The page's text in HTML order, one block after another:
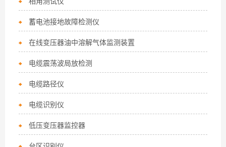
蓄电池接地故障检测仪
在线变压器油中溶解气体监测装置
电缆震荡波局放检测
电缆路径仪
电缆识别仪
低压变压器监控器